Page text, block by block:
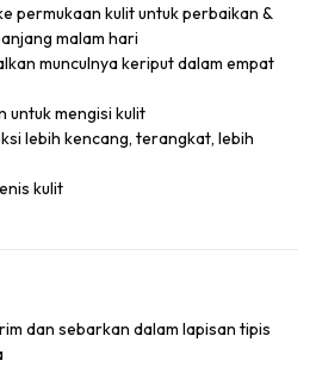
permukaan kulit untuk perbaikan &
malam hari
munculnya keriput dalam empat
untuk mengisi kulit
lebih kencang, terangkat, lebih
kulit
dan sebarkan dalam lapisan tipis